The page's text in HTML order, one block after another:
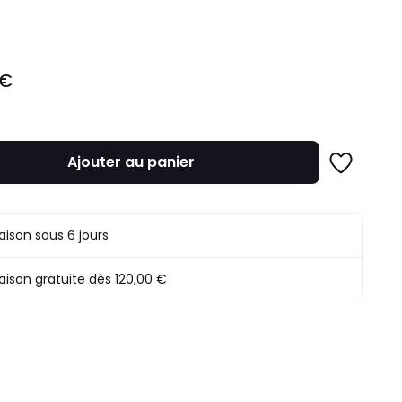
Ajouter au panier
Ajouter
sous 6 jours
gratuite dès 120,00 €